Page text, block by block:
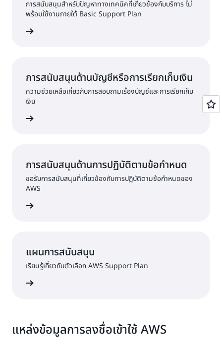
การสนับสนุนสำหรับปัญหาทางเทคนิคที่เกี่ยวข้องกับบริการ ไม่
พร้อมใช้งานภายใต้ Basic Support Plan
การสนับสนุนด้านบัญชีหรือการเรียกเก็บเงิน
ความช่วยเหลือเกี่ยวกับการสอบถามเรื่องบัญชีและการเรียกเก็บ
เงิน
การสนับสนุนด้านการปฏิบัติตามข้อกำหนด
ขอรับการสนับสนุนที่เกี่ยวข้องกับการปฏิบัติตามข้อกำหนดของ
AWS
แผนการสนับสนุน
เรียนรู้เกี่ยวกับตัวเลือก AWS Support Plan
แหล่งข้อมูลการลงชื่อเข้าใช้ AWS